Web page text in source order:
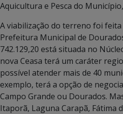
Aquicultura e Pesca do
A viabilização do terreno foi
Prefeitura Municipal de
742.129,20 está situada no
nova Ceasa terá um caráter
possível atender mais de 40
exemplo, terá a opção de
Campo Grande ou Dourados.
Itaporã, Laguna Carapã, Fátima